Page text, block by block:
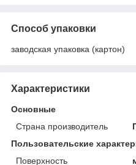
Способ упаковки
заводская упаковка (картон)
Характеристики
Основные
Страна производитель
Пользовательские
Поверхность